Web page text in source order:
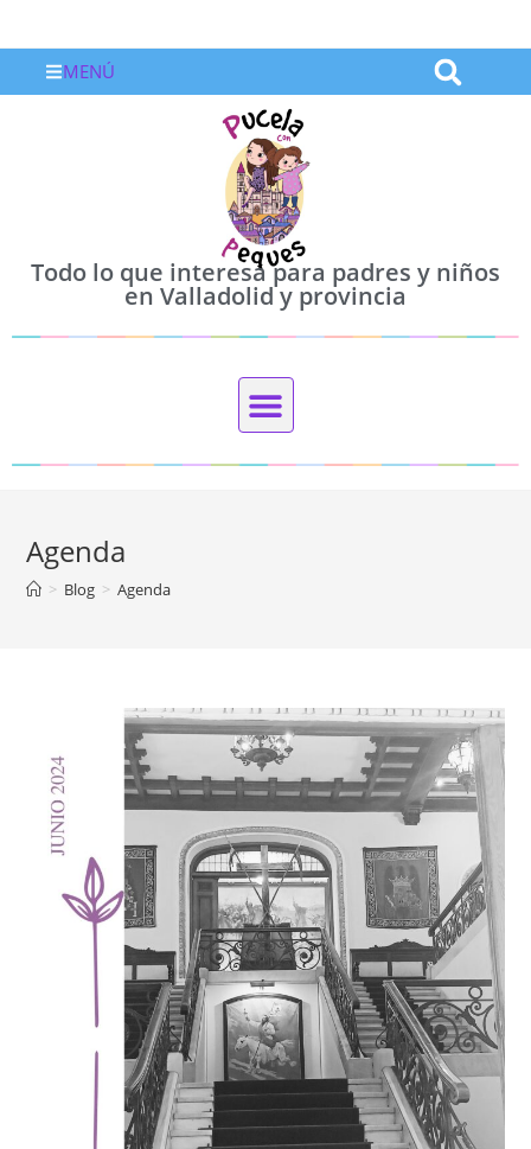
MENÚ
Todo lo que interesa para padres y niños
en Valladolid y provincia
Agenda
> Blog > Agenda